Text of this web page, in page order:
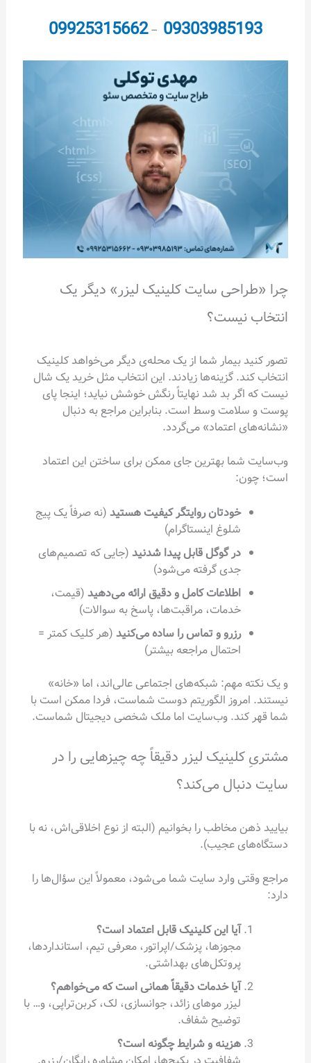
09303985193
–
09925315662
چرا «طراحی سایت کلینیک لیزر» دیگر یک
انتخاب نیست؟
تصور کنید بیمار شما از یک محله‌ی دیگر می‌خواهد کلینیک
انتخاب کند. گزینه‌ها زیادند. این انتخاب مثل خرید یک شال
نیست که اگر بد شد نهایتاً رنگش خوشش نیاید؛ اینجا پای
پوست و سلامت وسط است. بنابراین مراجع به دنبال
«نشانه‌های اعتماد» می‌گردد.
وب‌سایت شما بهترین جای ممکن برای ساختن این اعتماد
است؛ چون:
خودتان روایتگر کیفیت هستید(نه صرفاً یک پیج
شلوغ اینستاگرام)
در گوگل قابل پیدا شدنید(جایی که تصمیم‌های
جدی گرفته می‌شود)
اطلاعات کامل و دقیق ارائه می‌دهید(قیمت،
خدمات، مراقبت‌ها، پاسخ به سوالات)
رزرو و تماس را ساده می‌کنید(هر کلیک کمتر =
احتمال مراجعه بیشتر)
و یک نکته مهم: شبکه‌های اجتماعی عالی‌اند، اما «خانه»
نیستند. امروز الگوریتم دوست شماست، فردا ممکن است با
شما قهر کند. وب‌سایت اما ملک شخصی دیجیتال شماست.
مشتریِ کلینیک لیزر دقیقاً چه چیزهایی را در
سایت دنبال می‌کند؟
بیایید ذهن مخاطب را بخوانیم (البته از نوع اخلاقی‌اش، نه با
دستگاه‌های عجیب).
مراجع وقتی وارد سایت شما می‌شود، معمولاً این سؤال‌ها را
دارد:
آیا این کلینیک قابل اعتماد است؟
مجوزها، پزشک/اپراتور، معرفی تیم، استانداردها،
پروتکل‌های بهداشتی.
آیا خدمات دقیقاً همانی است که می‌خواهم؟
لیزر موهای زائد، جوانسازی، لک، کربن‌تراپی، و… با
توضیح شفاف.
هزینه و شرایط چگونه است؟